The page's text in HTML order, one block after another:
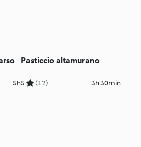
5h
Pasticcio altamurano
5 (12) 3h 30min